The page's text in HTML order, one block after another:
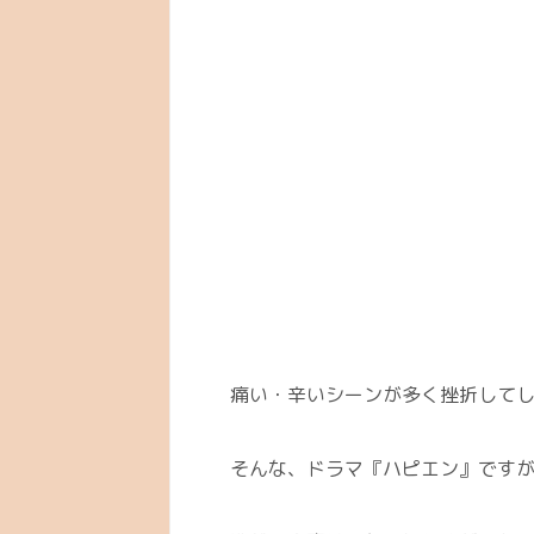
痛い・辛いシーンが多く挫折して
そんな、ドラマ『ハピエン』ですが